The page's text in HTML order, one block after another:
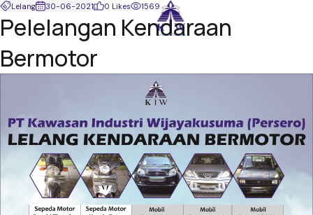
Lelang 30-06-2021 0 Likes 1569
Pelelangan Kendaraan
Bermotor